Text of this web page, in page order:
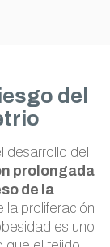
del
desarrollo del
prolongada
de la
la proliferación
es uno